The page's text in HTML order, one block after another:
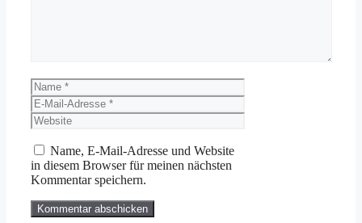
Name
E-
Mail-
Adresse
Website
Name, E-Mail-Adresse und Website
in diesem Browser für meinen nächsten
Kommentar speichern.